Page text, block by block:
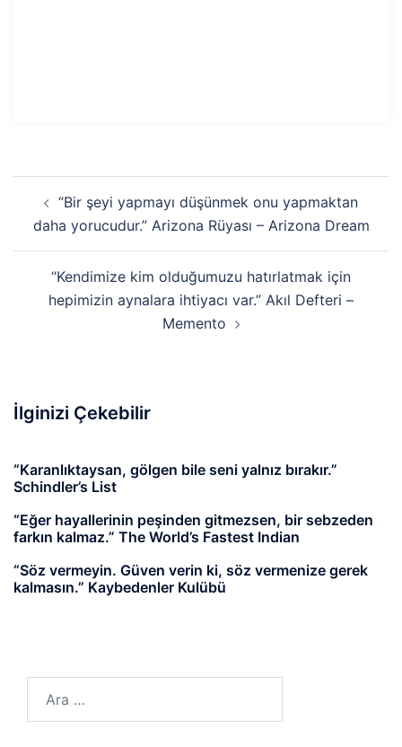
dolaşımı
“Bir şeyi yapmayı düşünmek onu yapmaktan
daha yorucudur.” Arizona Rüyası – Arizona Dream
“Kendimize kim olduğumuzu hatırlatmak için
hepimizin aynalara ihtiyacı var.” Akıl Defteri –
Memento
İlginizi Çekebilir
“Karanlıktaysan, gölgen bile seni yalnız bırakır.”
Schindler’s List
“Eğer hayallerinin peşinden gitmezsen, bir sebzeden
farkın kalmaz.” The World’s Fastest Indian
“Söz vermeyin. Güven verin ki, söz vermenize gerek
kalmasın.” Kaybedenler Kulübü